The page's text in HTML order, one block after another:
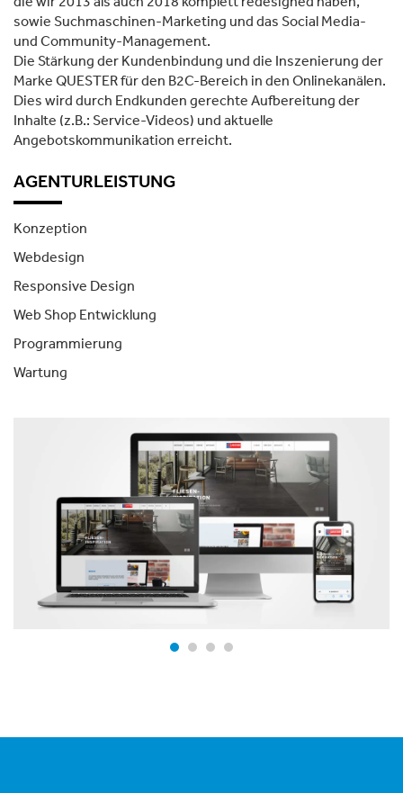
sowie Suchmaschinen-Marketing und das Social Media-
und Community-Management.
Die Stärkung der Kundenbindung und die Inszenierung der
Marke QUESTER für den B2C-Bereich in den Onlinekanälen.
Dies wird durch Endkunden gerechte Aufbereitung der
Inhalte (z.B.: Service-Videos) und aktuelle
Angebotskommunikation erreicht.
AGENTURLEISTUNG
Konzeption
Webdesign
Responsive Design
Web Shop Entwicklung
Programmierung
Wartung